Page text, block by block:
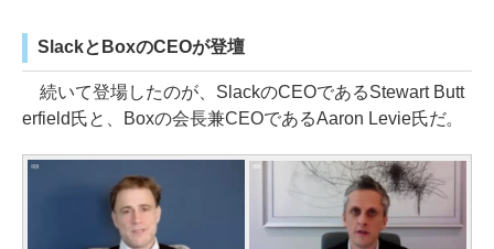
SlackとBoxのCEOが登壇
続いて登場したのが、SlackのCEOであるStewart Butt
erfield氏と、Boxの会長兼CEOであるAaron Levie氏だ。